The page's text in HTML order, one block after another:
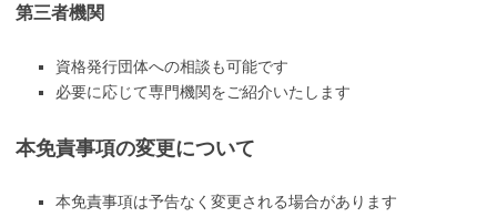
第三者機関
資格発行団体への相談も可能です
必要に応じて専門機関をご紹介いたします
本免責事項の変更について
本免責事項は予告なく変更される場合があります